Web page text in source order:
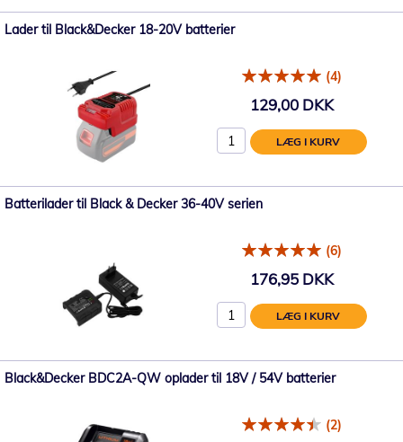
Lader til Black&Decker 18-20V batterier
(4)
129,00 DKK
LÆG I KURV
Batterilader til Black & Decker 36-40V serien
(6)
176,95 DKK
LÆG I KURV
Black&Decker BDC2A-QW oplader til 18V / 54V batterier
(2)